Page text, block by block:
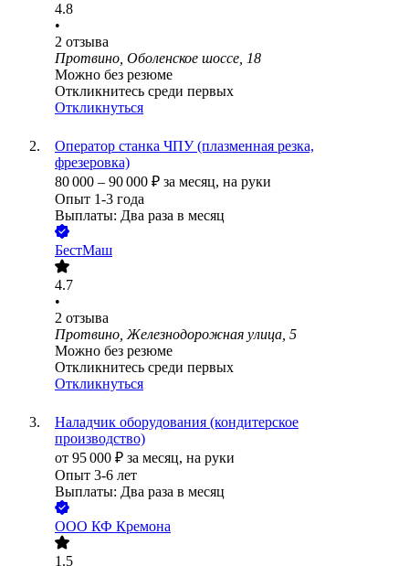
4.8
•
2 отзыва
Протвино, Оболенское шоссе, 18
Можно без резюме
Откликнитесь среди первых
Откликнуться
Оператор станка ЧПУ (плазменная резка,
фрезеровка)
80 000 – 90 000 ₽ за месяц, на руки
Опыт 1-3 года
Выплаты: Два раза в месяц
БестМаш
4.7
•
2 отзыва
Протвино, Железнодорожная улица, 5
Можно без резюме
Откликнитесь среди первых
Откликнуться
Наладчик оборудования (кондитерское
производство)
от 95 000 ₽ за месяц, на руки
Опыт 3-6 лет
Выплаты: Два раза в месяц
ООО КФ Кремона
1.5